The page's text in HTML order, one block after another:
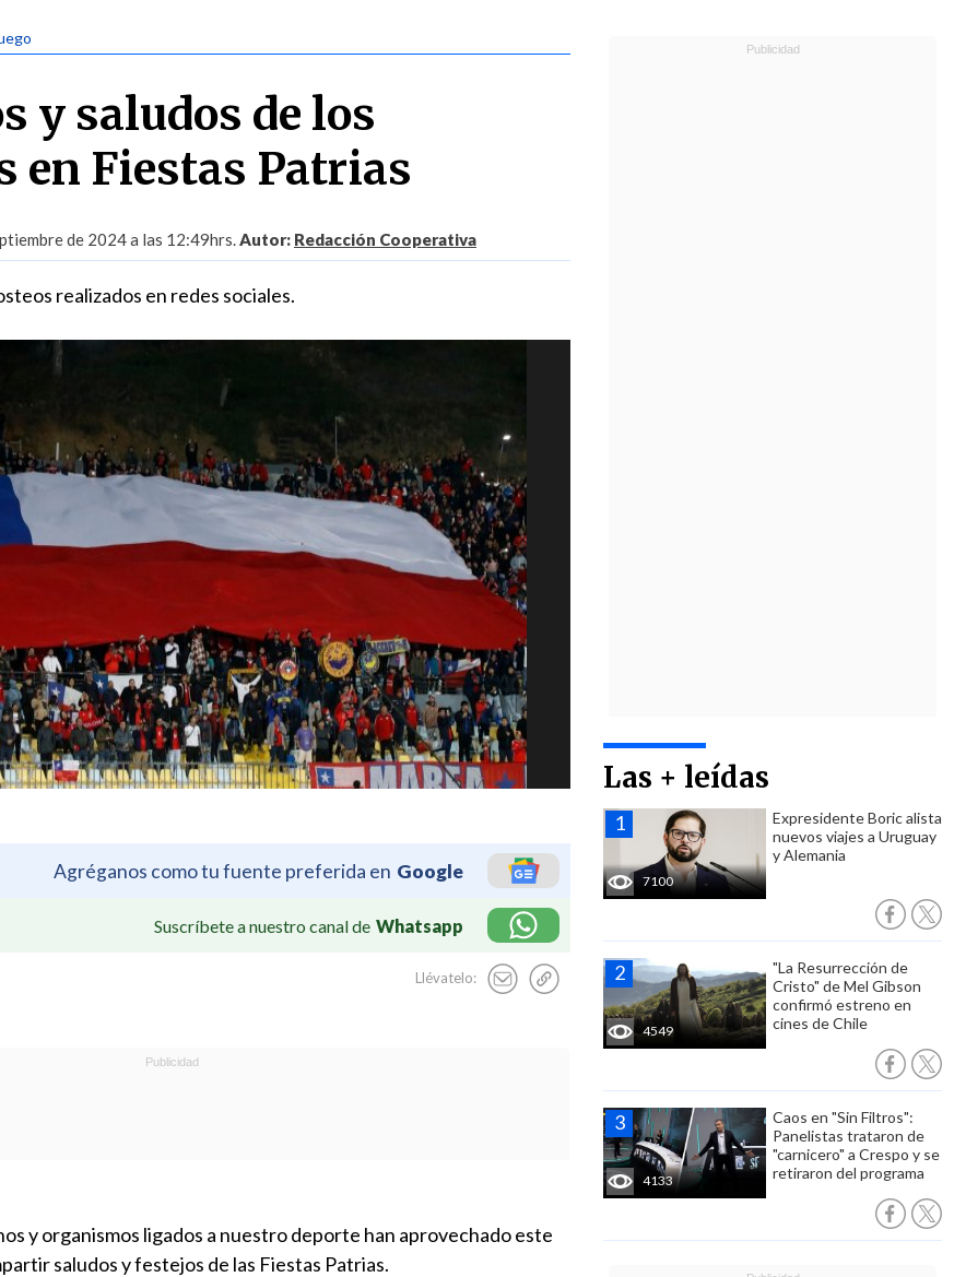
y saludos de los
en Fiestas Patrias
de 2024 a las 12:49hrs.Autor: Redacción Cooperativa
realizados en redes sociales.
Agréganos como tu fuente preferida en Google
Suscríbete a nuestro canal de Whatsapp
Llévatelo:
Las + leídas
7100
Expresidente Boric alista
nuevos viajes a Uruguay
y Alemania
4549
"La Resurrección de
Cristo" de Mel Gibson
confirmó estreno en
cines de Chile
4133
Caos en "Sin Filtros":
Panelistas trataron de
"carnicero" a Crespo y se
retiraron del programa
y organismos ligados a nuestro deporte han aprovechado este
saludos y festejos de las Fiestas Patrias.